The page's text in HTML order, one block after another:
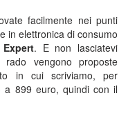
facilmente nei punti
in elettronica di consumo
. E non lasciatevi
vengono proposte
in cui scriviamo, per
a 899 euro, quindi con il